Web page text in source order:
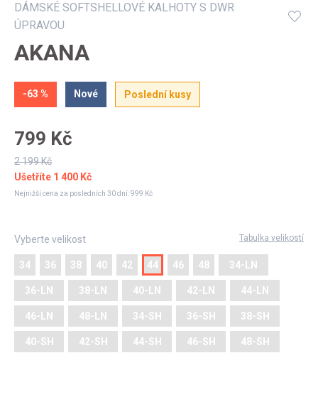
DÁMSKÉ SOFTSHELLOVÉ KALHOTY S DWR
ÚPRAVOU
AKANA
-63 % Nové Poslední kusy
799 Kč
2 199 Kč
Ušetříte 1 400 Kč
Nejnižší cena za posledních 30 dní:999 Kč
Vyberte velikost Tabulka velikostí
34 36 38 40 42 44 46 48 34-LN
36-LN 38-LN 40-LN 42-LN 44-LN
46-LN 48-LN 34-SH 36-SH 38-SH
40-SH 42-SH 44-SH 46-SH 48-SH